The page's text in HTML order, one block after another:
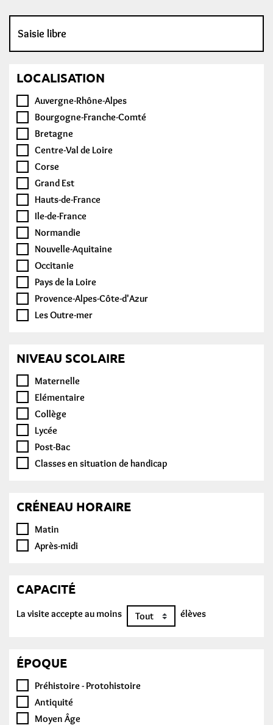
LOCALISATION
Auvergne-Rhône-Alpes
Bourgogne-Franche-Comté
Bretagne
Centre-Val de Loire
Corse
Grand Est
Hauts-de-France
Ile-de-France
Normandie
Nouvelle-Aquitaine
Occitanie
Pays de la Loire
Provence-Alpes-Côte-d'Azur
Les Outre-mer
NIVEAU SCOLAIRE
Maternelle
Elémentaire
Collège
Lycée
Post-Bac
Classes en situation de handicap
CRÉNEAU HORAIRE
Matin
Après-midi
CAPACITÉ
La visite accepte au moins élèves
ÉPOQUE
Préhistoire - Protohistoire
Antiquité
Moyen Âge